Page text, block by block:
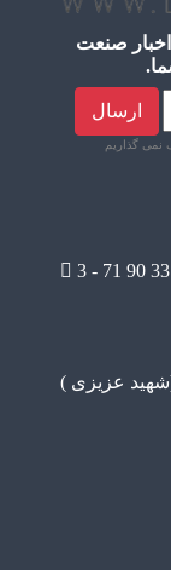
صنعت
ارسال
نمی گذاریم
3 - 71 90
_خیابان کارگر شمالی_خیابان14_ (شهید عزیزی )